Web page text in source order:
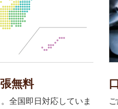
無料
全国即日対応していま